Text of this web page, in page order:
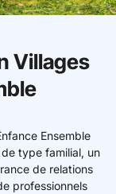
Villages
Ensemble
type familial, un
de relations
professionnels